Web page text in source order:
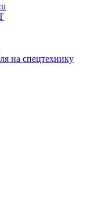
на спецтехнику